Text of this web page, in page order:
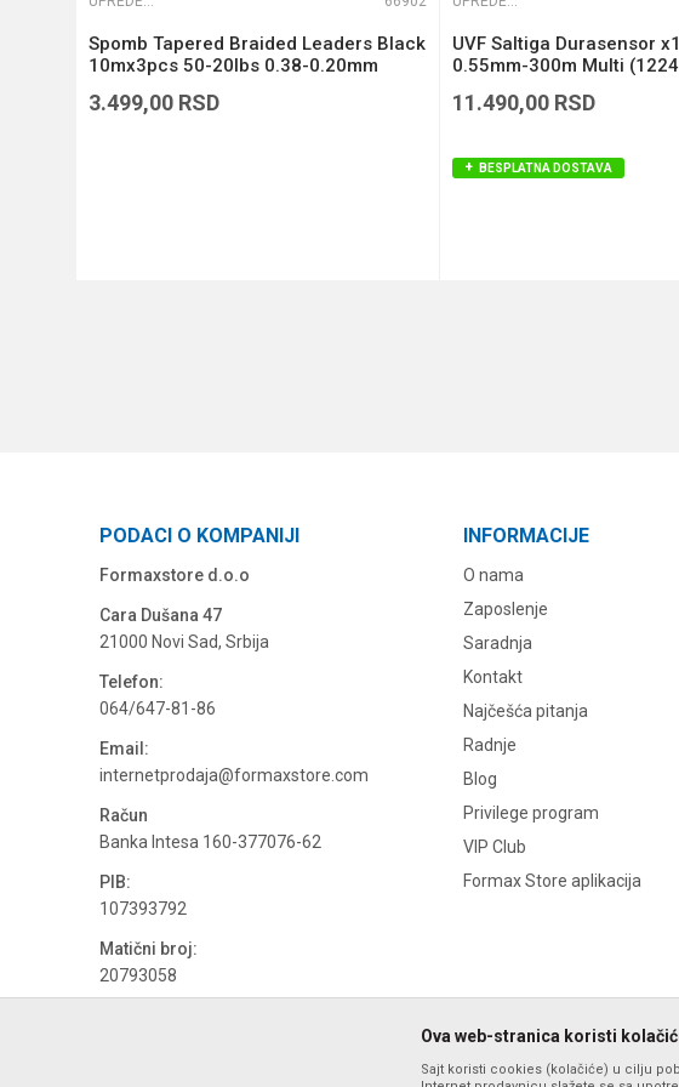
Spomb Tapered Braided Leaders Black
10mx3pcs 50-20lbs 0.38-0.20mm
3.499,00 RSD
UVF Saltiga Durasensor
0.55mm-300m Multi
11.490,00 RSD
BESPLATNA DOSTAVA
PODACI O KOMPANIJI
Formaxstore d.o.o
Cara Dušana 47
21000 Novi Sad, Srbija
Telefon:
064/647-81-86
Email:
internetprodaja@formaxstore.com
Račun
Banka Intesa 160-377076-62
PIB:
107393792
Matični broj:
20793058
INFORMACIJE
O nama
Zaposlenje
Saradnja
Kontakt
Najčešća pitanja
Radnje
Blog
Privilege program
VIP Club
Formax Store aplikacija
Ova web-stranica koristi
Sajt koristi cookies (kolačiće) u cilju